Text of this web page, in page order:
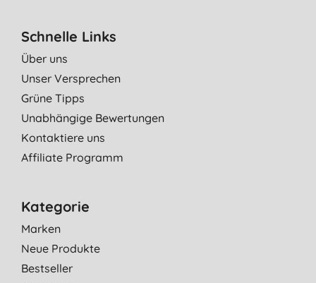
Schnelle Links
Über uns
Unser Versprechen
Grüne Tipps
Unabhängige Bewertungen
Kontaktiere uns
Affiliate Programm
Kategorie
Marken
Neue Produkte
Bestseller